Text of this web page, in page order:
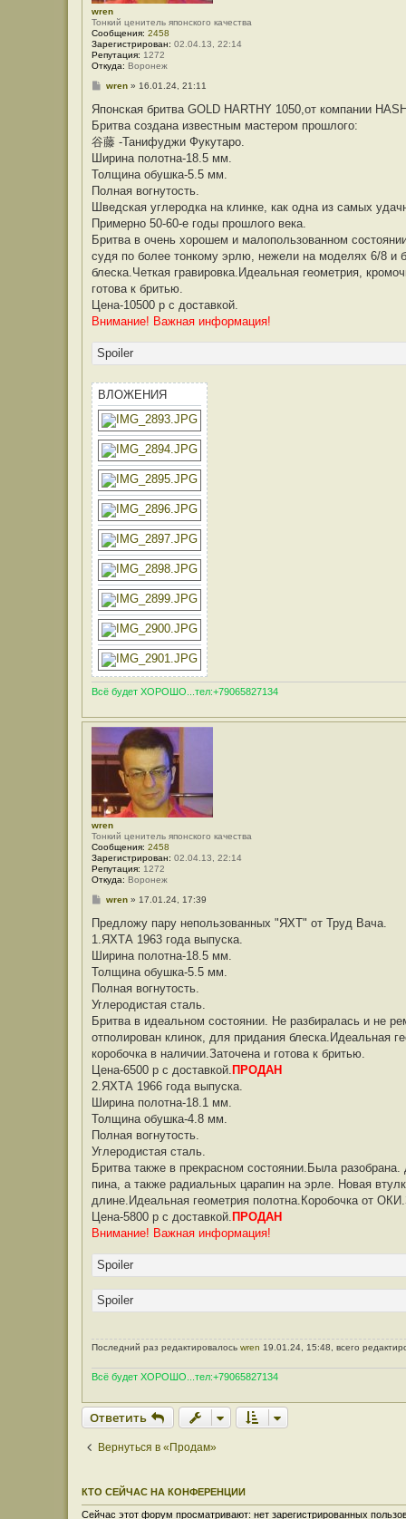
wren
Тонкий ценитель японского качества
Сообщения: 2458
Зарегистрирован: 02.04.13, 22:14
Репутация: 1272
Откуда: Воронеж
С
о
щ
е
н
и
е
wren» 16.01.24, 21:11
Японская бритва GOLD HARTHY 1050,от компании
Бритва создана известным мастером прошлого:
谷藤 -Танифуджи Фукутаро.
Ширина полотна-18.5 мм.
Толщина обушка-5.5 мм.
Полная вогнутость.
Шведская углеродка на клинке, как одна из самых
Примерно 50-60-е годы прошлого века.
Бритва в очень хорошем и малопользованном
судя по более тонкому эрлю, нежели на моделях 6/8 и
блеска.Четкая гравировка.Идеальная геометрия,
готова к бритью.
Цена-10500 р с доставкой.
Внимание! Важная информация!
Spoiler
ВЛОЖЕНИЯ
Всё будет ХОРОШО...тел:+79065827134
wren
Тонкий ценитель японского качества
Сообщения: 2458
Зарегистрирован: 02.04.13, 22:14
Репутация: 1272
Откуда: Воронеж
С
о
щ
е
и
е
wren» 17.01.24, 17:39
Предложу пару непользованных "ЯХТ" от Труд Вача.
1.ЯХТА 1963 года выпуска.
Ширина полотна-18.5 мм.
Толщина обушка-5.5 мм.
Полная вогнутость.
Углеродистая сталь.
Бритва в идеальном состоянии. Не разбиралась и не
отполирован клинок, для придания блеска.Идеальная
коробочка в наличии.Заточена и готова к бритью.
Цена-6500 р с доставкой. ПРОДАН
2.ЯХТА 1966 года выпуска.
Ширина полотна-18.1 мм.
Толщина обушка-4.8 мм.
Полная вогнутость.
Углеродистая сталь.
Бритва также в прекрасном состоянии.Была
пина, а также радиальных царапин на эрле. Новая
длине.Идеальная геометрия полотна.Коробочка от
Цена-5800 р с доставкой. ПРОДАН
Внимание! Важная информация!
Spoiler
Spoiler
Последний раз редактировалось wren 19.01.24, 15:48, всего
Всё будет ХОРОШО...тел:+79065827134
Ответить
Вернуться в «Продам»
КТО СЕЙЧАС НА КОНФЕРЕНЦИИ
Сейчас этот форум просматривают: нет зарегистрированных